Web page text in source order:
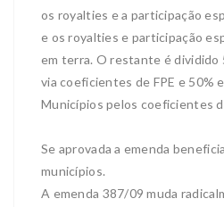
os royalties e a participação
e os royalties e participação
em terra. O restante é dividido
via coeficientes de FPE e 50%
Municípios pelos coeficientes
Se aprovada a emenda
municípios.
A emenda 387/09 muda